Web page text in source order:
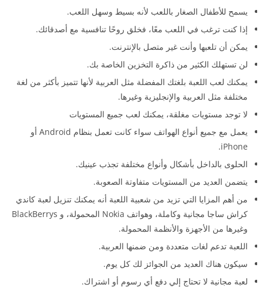
يسمح للأطفال الصغار باللعب لأنه بسيط وسهل اللعب.
إذا كنت ترغب في اللعب معًا، فخلق روحًا تنافسية مع أصدقائك.
يمكن أن تلعبها وأنت غير متصل بالإنترنت.
لن تستهلك الكثير من ذاكرة التخزين الخاصة بك.
يمكنك لعب اللعبة بلغتك المفضلة مثل العربية لأنها تتميز بأكثر من لغة
مختلفة مثل العربية والإنجليزية وغيرها.
لا توجد مستويات مغلقة، يمكنك لعب جميع المستويات
يعمل مع جميع أنواع الهواتف سواء كانت تعمل بنظام Android أو
iPhone.
الحلوى بالداخل بأشكال وأنواع مختلفة تجذب عينيك.
يتضمن العديد من المستويات متفاوتة الصعوبة.
من أهم المزايا التي تزيد من شعبية اللعبة أنه يمكنك تنزيل لعبة كاندي
كراش ساجا مجانية وكاملة، وهواتف Nokia المحمولة، و BlackBerrys
وغيرها من الأجهزة والأنظمة المحمولة.
اللعبة تدعم لغات متعددة ومن ضمنها العربية.
سيكون هناك العديد من الجوائز لك كل يوم.
لعبة مجانية لا تحتاج إلي دفع أي رسوم أو اشتراك.